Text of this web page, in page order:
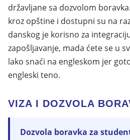
državljane sa dozvolom
kroz opštine i dostupni su na
danskog je korisno za
zapošljavanje, mada ćete se u
lako snaći na engleskom jer
engleski teno.
VIZA I DOZVOLA
Dozvola boravka za